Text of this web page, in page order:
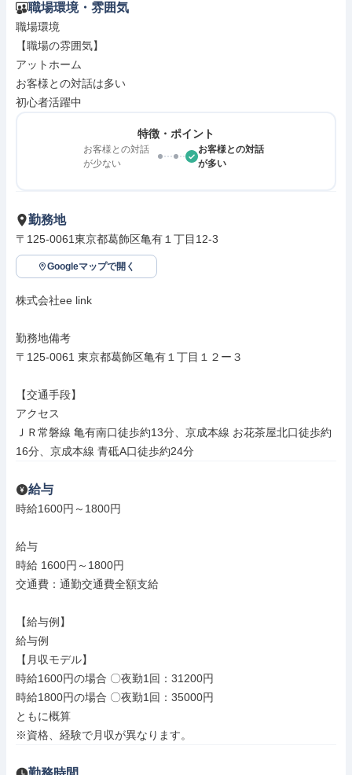
職場環境・雰囲気
職場環境
【職場の雰囲気】
アットホーム
お客様との対話は多い
初心者活躍中
特徴・ポイント
お客様との対話
が少ない
お客様との対話
が多い
勤務地
〒125-0061東京都葛飾区亀有１丁目12-3
Googleマップで開く
株式会社ee link
勤務地備考
〒125-0061 東京都葛飾区亀有１丁目１２ー３
【交通手段】
アクセス
ＪＲ常磐線 亀有南口徒歩約13分、京成本線 お花茶屋北口徒歩約
16分、京成本線 青砥A口徒歩約24分
給与
時給1600円～1800円
給与
時給 1600円～1800円
交通費：通勤交通費全額支給
【給与例】
給与例
【月収モデル】
時給1600円の場合 〇夜勤1回：31200円
時給1800円の場合 〇夜勤1回：35000円
ともに概算
※資格、経験で月収が異なります。